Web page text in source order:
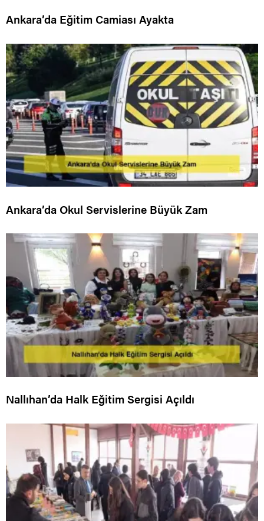
Ankara’da Eğitim Camiası Ayakta
Ankara’da Okul Servislerine Büyük Zam
Nallıhan’da Halk Eğitim Sergisi Açıldı